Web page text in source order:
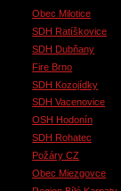
Obec Milotice
SDH Ratíškovice
SDH Dubňany
Fire Brno
SDH Kozojídky
SDH Vacenovice
OSH Hodonín
SDH Rohatec
Požáry CZ
Obec Miezgovce